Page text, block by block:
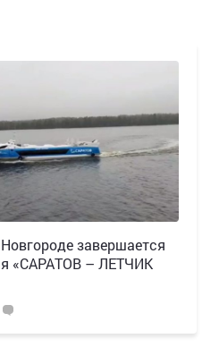
завершается
«САРАТОВ – ЛЕТЧИК